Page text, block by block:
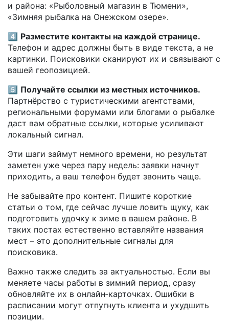
и района: «Рыболовный магазин в Тюмени»,
«Зимняя рыбалка на Онежском озере».
4️⃣ Разместите контакты на каждой странице.
Телефон и адрес должны быть в виде текста, а не
картинки. Поисковики сканируют их и связывают с
вашей геопозицией.
5️⃣ Получайте ссылки из местных источников.
Партнёрство с туристическими агентствами,
региональными форумами или блогами о рыбалке
даст вам обратные ссылки, которые усиливают
локальный сигнал.
Эти шаги займут немного времени, но результат
заметен уже через пару недель: заявки начнут
приходить, а ваш телефон будет звонить чаще.
Не забывайте про контент. Пишите короткие
статьи о том, где сейчас лучше ловить щуку, как
подготовить удочку к зиме в вашем районе. В
таких постах естественно вставляйте названия
мест – это дополнительные сигналы для
поисковика.
Важно также следить за актуальностью. Если вы
меняете часы работы в зимний период, сразу
обновляйте их в онлайн‑карточках. Ошибки в
расписании могут отпугнуть клиента и ухудшить
позиции.